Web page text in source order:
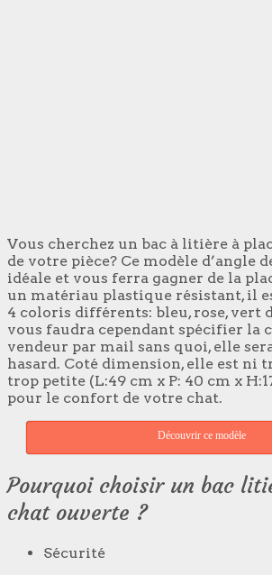
Vous cherchez un bac à litière à
de votre pièce? Ce modèle d’angle
idéale et vous ferra gagner de la
un matériau plastique résistant, il
4 coloris différents: bleu, rose, vert
vous faudra cependant spécifier la
vendeur par mail sans quoi, elle
hasard. Coté dimension, elle est ni
trop petite (L:49 cm x P: 40 cm x
pour le confort de votre chat.
Découvrir ce modèle
Pourquoi choisir un bac
chat ouverte ?
Sécurité